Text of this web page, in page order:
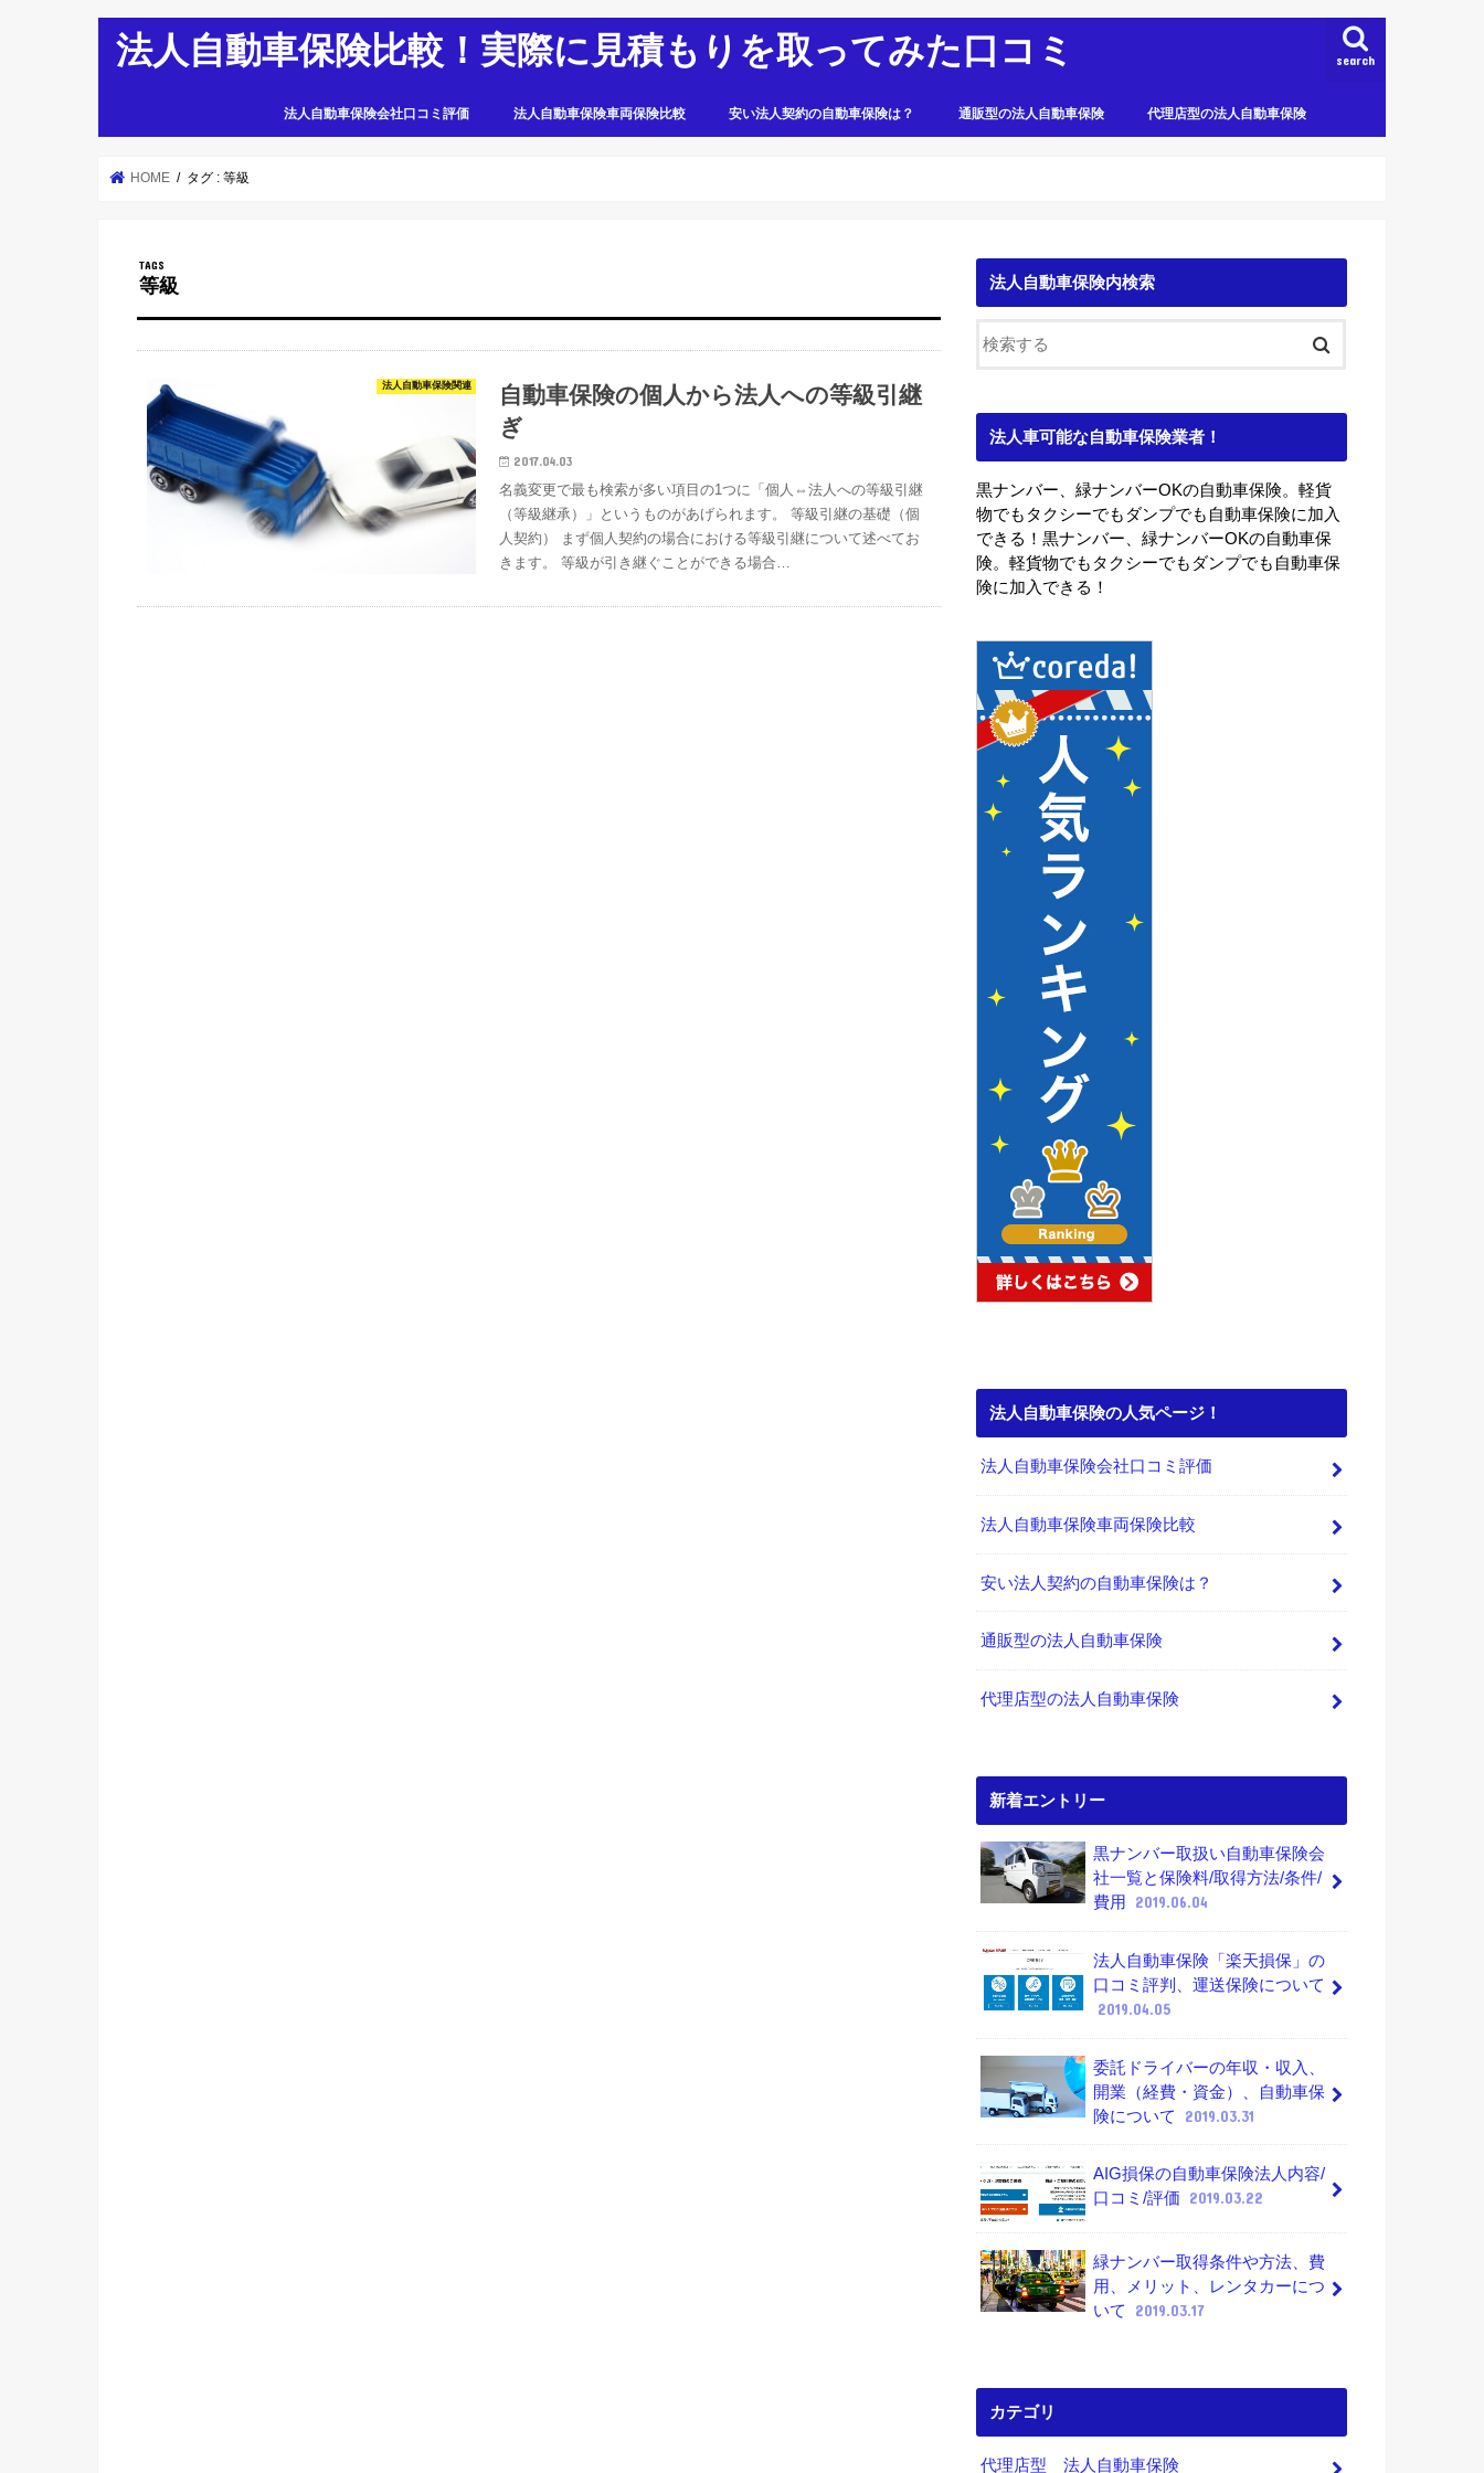
法人自動車保険比較！実際に見積もりを取ってみた口コミ search
法人自動車保険会社口コミ評価 法人自動車保険車両保険比較 安い法人契約の自動車保険は？ 通販型の法人自動車保険 代理店型の法人自動車保険
HOME タグ : 等級
等級
法人自動車保険関連
自動車保険の個人から法人への等級引継
ぎ
2017.04.03
名義変更で最も検索が多い項目の1つに「個人⇔法人への等級引継
（等級継承）」というものがあげられます。 等級引継の基礎（個
人契約） まず個人契約の場合における等級引継について述べてお
きます。 等級が引き継ぐことができる場合…
法人自動車保険内検索
法人車可能な自動車保険業者！
黒ナンバー、緑ナンバーOKの自動車保険。軽貨
物でもタクシーでもダンプでも自動車保険に加入
できる！黒ナンバー、緑ナンバーOKの自動車保
険。軽貨物でもタクシーでもダンプでも自動車保
険に加入できる！
法人自動車保険の人気ページ！
法人自動車保険会社口コミ評価
法人自動車保険車両保険比較
安い法人契約の自動車保険は？
通販型の法人自動車保険
代理店型の法人自動車保険
新着エントリー
黒ナンバー取扱い自動車保険会
社一覧と保険料/取得方法/条件/
費用
2019.06.04
法人自動車保険「楽天損保」の
口コミ評判、運送保険について
2019.04.05
委託ドライバーの年収・収入、
開業（経費・資金）、自動車保
険について
2019.03.31
AIG損保の自動車保険法人内容/
口コミ/評価
2019.03.22
緑ナンバー取得条件や方法、費
用、メリット、レンタカーにつ
いて
2019.03.17
カテゴリ
代理店型 法人自動車保険